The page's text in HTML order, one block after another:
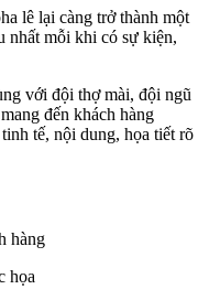
lê lại càng trở thành một
nhất mỗi khi có sự kiện,
với đội thợ mài, đội ngũ
đến khách hàng
tế, nội dung, họa tiết rõ
hàng
họa